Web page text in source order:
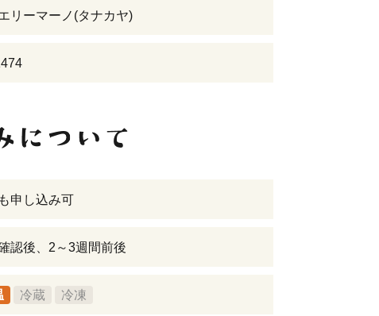
リーマーノ(タナカヤ)
申し込み可
認後、2～3週間前後
冷蔵 冷凍